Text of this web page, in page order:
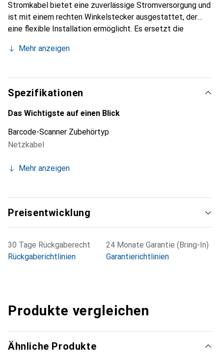
Stromkabel bietet eine zuverlässige Stromversorgung und
ist mit einem rechten Winkelstecker ausgestattet, der
eine flexible Installation ermöglicht. Es ersetzt die
einigen Dockingstationen bereits enthalten. Die robuste
stabile Verbindung, die für den täglichen Einsatz in
verschiedenen Umgebungen geeignet ist. Das Kabel ist ein
unverzichtbares Element für die optimale Funktionalität
der kompatiblen Geräte und trägt zur Effizienz in der
Mehr anzeigen
Spezifikationen
Das Wichtigste auf einen Blick
Barcode-Scanner Zubehörtyp
Netzkabel
Mehr anzeigen
Preisentwicklung
30 Tage Rückgaberecht
Rückgaberichtlinien
24 Monate Garantie (Bring-In)
Garantierichtlinien
Produkte vergleichen
Ähnliche Produkte